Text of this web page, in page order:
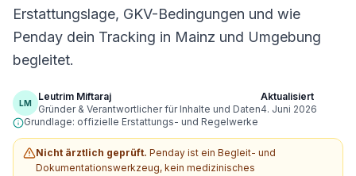
Erstattungslage, GKV-Bedingungen und wie
Penday dein Tracking in Mainz und Umgebung
begleitet.
LM
Leutrim Miftaraj
Gründer & Verantwortlicher für Inhalte und Daten
Aktualisiert
4. Juni 2026
Grundlage: offizielle Erstattungs- und Regelwerke
Nicht ärztlich geprüft. Penday ist ein Begleit- und
Dokumentationswerkzeug, kein medizinisches